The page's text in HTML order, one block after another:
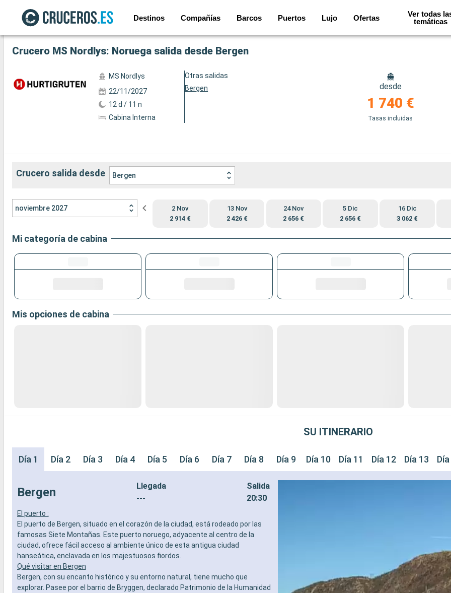
Destinos Compañías Barcos Puertos Lujo Ofertas
Ver todas
temáticas
Ver las 32 fotos
Crucero MS Nordlys: Noruega salida desde Bergen
MS Nordlys
22/11/2027
12 d / 11 n
Cabina Interna
Otras salidas
Bergen
desde
1 740 €
Tasas incluidas
Crucero salida desde Bergen
noviembre 2027
2 Nov
2 914 €
13 Nov
2 426 €
24 Nov
2 656 €
5 Dic
2 656 €
16 Dic
3 062 €
Mi categoría de cabina
Mis opciones de cabina
SU ITINERARIO
Día 1 Día 2 Día 3 Día 4 Día 5 Día 6 Día 7 Día 8 Día 9 Día 10 Día 11 Día 12 Día 13
Bergen
Llegada
---
Salida
20:30
El puerto :
El puerto de Bergen, situado en el corazón de la ciudad, está rodeado por las
famosas Siete Montañas. Este puerto noruego, adyacente al centro de la
ciudad, ofrece fácil acceso al ambiente único de esta antigua ciudad
hanseática, enclavada en los majestuosos fiordos.
Qué visitar en Bergen
Bergen, con su encanto histórico y su entorno natural, tiene mucho que
explorar. Pasee por el barrio de Bryggen, declarado Patrimonio de la Humanidad